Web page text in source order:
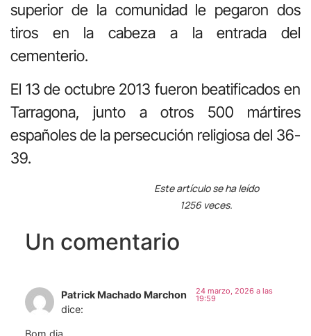
superior de la comunidad le pegaron dos
tiros en la cabeza a la entrada del
cementerio.
El 13 de octubre 2013 fueron beatificados en
Tarragona, junto a otros 500 mártires
españoles de la persecución religiosa del 36-
39.
Este artículo se ha leído
1256 veces.
Un comentario
Patrick Machado Marchon
dice:
24 marzo, 2026 a las
19:59